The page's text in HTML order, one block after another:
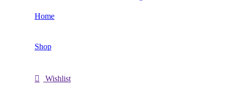
Home
Shop
Wishlist